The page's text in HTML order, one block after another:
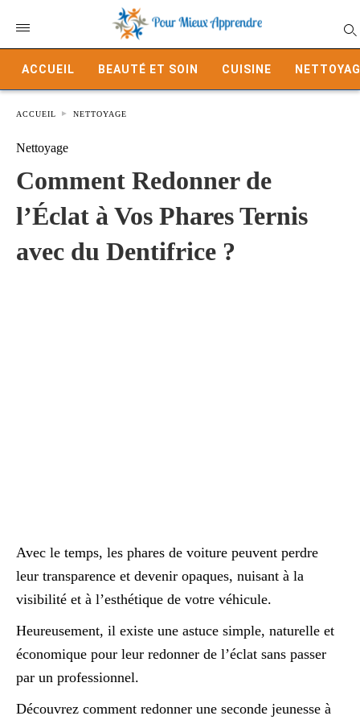
ACCUEIL BEAUTÉ ET SOIN CUISINE
ACCUEIL NETTOYAGE
Nettoyage
Comment Redonner de
l’Éclat à Vos Phares Ternis
avec du Dentifrice ?
Avec le temps, les phares de voiture peuvent perdre
leur transparence et devenir opaques, nuisant à la
visibilité et à l’esthétique de votre véhicule.
Heureusement, il existe une astuce simple, naturelle et
économique pour leur redonner de l’éclat sans passer
par un professionnel.
Découvrez comment redonner une seconde jeunesse à